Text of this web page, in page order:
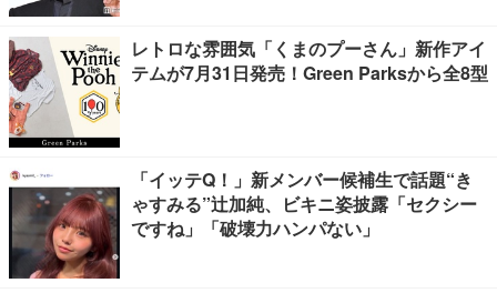
レトロな雰囲気「くまのプーさん」新作アイ
テムが7月31日発売！Green Parksから全8型
「イッテQ！」新メンバー候補生で話題“き
ゃすみる”辻加純、ビキニ姿披露「セクシー
ですね」「破壊力ハンパない」